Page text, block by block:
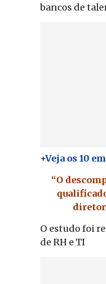
bancos de
+Veja os 10
“O
O estudo foi
de RH e TI